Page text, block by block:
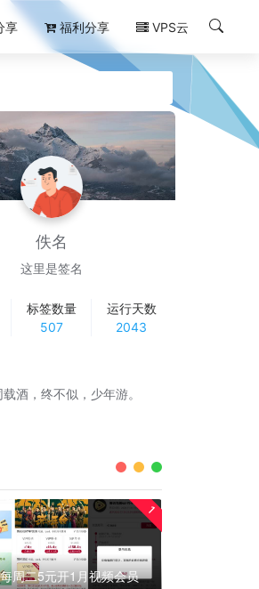
享 福利分享 VPS云
佚名
这里是签名
标签数量
507
运行天数
2043
酒，终不似，少年游。
1
周二5元开1月视频会员